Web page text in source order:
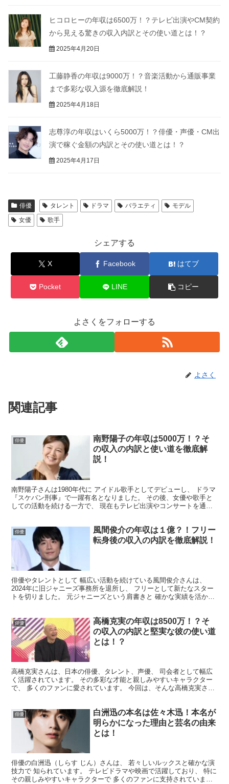
ヒコロヒーの年収は6500万！？テレビ出演やCM契約
から見える驚きの収入内訳とその使い道とは！？
2025年4月20日
工藤静香の年収は9000万！？音楽活動から通販事業
まで多彩な収入源を徹底解説！
2025年4月18日
志尊淳の年収はいくら5000万！？俳優・声優・CM出
演で稼ぐ金額の内訳とその使い道とは！？
2025年4月17日
俳優 タレント ドラマ バラエティ
モデル
女優
歌手
シェアする
X Facebook はてブ
Pocket LINE コピー
よさくをフォローする
よさく
関連記事
俳優
南野陽子の年収は5000万！？そ
の収入の内訳と使い道を徹底解
説！
南野陽子さんは1980年代に アイドル歌手としてデビューし、 ドラマ
『スケバン刑事』で一躍有名となりました。 その後、女優や歌手と
しての活動を続ける一方で、 現在もテレビ出演やコンサートを通じ
俳優
風間俊介の年収は１億？！フリー
転身後の収入の内訳を徹底解説！
俳優やタレントとして 幅広い活動を続けている風間俊介さんは、
2024年に旧ジャニーズ事務所を退所し、 フリーとして新たなスター
トを切りました。 元ジャニーズという肩書きと 確かな実績を活か
俳優
高橋克実の年収は8500万！？そ
の収入の内訳と堅実な彼の使い道
とは！？
高橋克実さんは、日本の俳優、タレント、声優、 司会者として幅広
く活躍されています。 その多彩な才能と親しみやすいキャラクター
で、 多くのファンに愛されています。 今回は、そんな高橋克実さん
俳優
白洲迅の本名は佐々木迅！本名が
明らかになった理由と芸名の由来
とは！
俳優の白洲迅（しらす じん）さんは、 若々しいルックスと確かな演
技力で 知られています。 テレビドラマや映画で活躍しており、 特に
その親しみやすいキャラクターで 多くのファンに支持されていま